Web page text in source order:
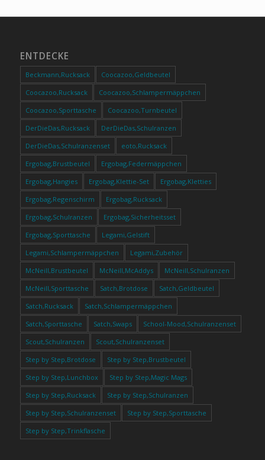
ENTDECKE
Beckmann,Rucksack
Coocazoo,Geldbeutel
Coocazoo,Rucksack
Coocazoo,Schlampermäppchen
Coocazoo,Sporttasche
Coocazoo,Turnbeutel
DerDieDas,Rucksack
DerDieDas,Schulranzen
DerDieDas,Schulranzenset
eoto,Rucksack
Ergobag,Brustbeutel
Ergobag,Federmäppchen
Ergobag,Hangies
Ergobag,Klettie-Set
Ergobag,Kletties
Ergobag,Regenschirm
Ergobag,Rucksack
Ergobag,Schulranzen
Ergobag,Sicherheitsset
Ergobag,Sporttasche
Legami,Gelstift
Legami,Schlampermäppchen
Legami,Zubehör
McNeill,Brustbeutel
McNeill,McAddys
McNeill,Schulranzen
McNeill,Sporttasche
Satch,Brotdose
Satch,Geldbeutel
Satch,Rucksack
Satch,Schlampermäppchen
Satch,Sporttasche
Satch,Swaps
School-Mood,Schulranzenset
Scout,Schulranzen
Scout,Schulranzenset
Step by Step,Brotdose
Step by Step,Brustbeutel
Step by Step,Lunchbox
Step by Step,Magic Mags
Step by Step,Rucksack
Step by Step,Schulranzen
Step by Step,Schulranzenset
Step by Step,Sporttasche
Step by Step,Trinkflasche